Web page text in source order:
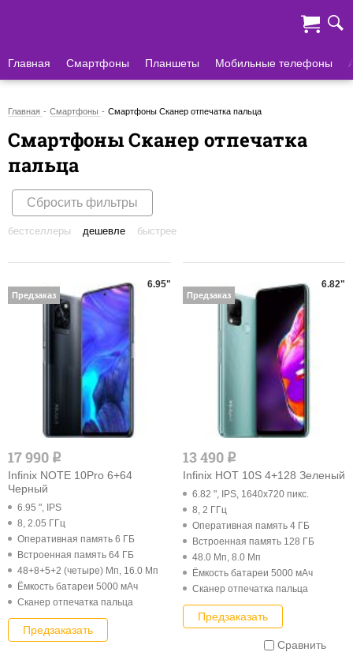
Главная Смартфоны Планшеты Мобильные телефоны
Главная Смартфоны Смартфоны Cканер отпечатка пальца
Смартфоны Cканер отпечатка
пальца
Сбросить фильтры
бестселлеры дешевле быстрее
17 990 q
Infinix NOTE 10Pro 6+64
Черный
6.95 ", IPS
8, 2.05 ГГц
Оперативная память 6 ГБ
Встроенная память 64 ГБ
48+8+5+2 (четыре) Мп, 16.0 Мп
Ёмкость батареи 5000 мАч
Cканер отпечатка пальца
Предзаказать
6.95"
Предзаказ
13 490 q
Infinix HOT 10S 4+128 Зеленый
6.82 ", IPS, 1640x720 пикс.
8, 2 ГГц
Оперативная память 4 ГБ
Встроенная память 128 ГБ
48.0 Мп, 8.0 Мп
Ёмкость батареи 5000 мАч
Cканер отпечатка пальца
Предзаказать
Сравнить
6.82"
Предзаказ